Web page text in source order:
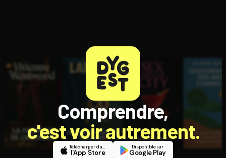
Comprendre,
c'est voir autrement.
Télécharger dans
l'App Store
Disponible sur
Google Play